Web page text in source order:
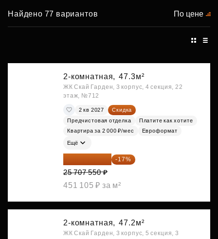
Найдено 77 вариантов По цене
2-комнатная, 47.3м²
ЖК Скай Гарден, 3 корпус, 4 секция, 22
этаж, №712
2 кв 2027
Скидка
Предчистовая отделка
Платите как хотите
Квартира за 2 000 ₽/мес
Евроформат
Ещё
21 337 267 ₽ -17%
25 707 550 ₽
451 105 ₽ за м²
2-комнатная, 47.2м²
ЖК Скай Гарден, 3 корпус, 5 секция, 3